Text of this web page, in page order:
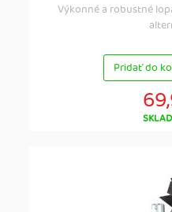
Výkonné a robustné
Pridať do